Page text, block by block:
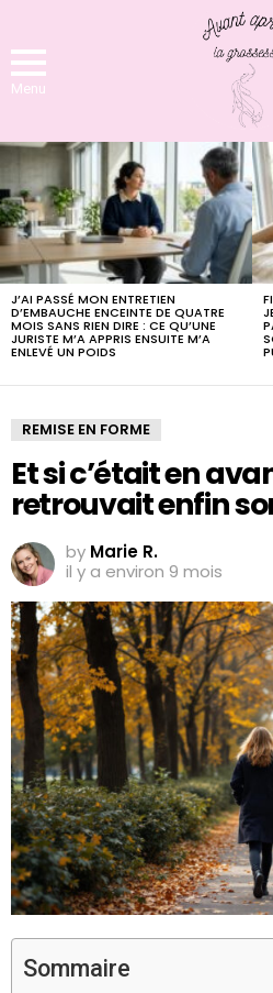
Menu
LATEST
STORIES
J’AI PASSÉ MON ENTRETIEN
D’EMBAUCHE ENCEINTE DE QUATRE
MOIS SANS RIEN DIRE : CE QU’UNE
JURISTE M’A APPRIS ENSUITE M’A
ENLEVÉ UN POIDS
REMISE EN FORME
Et si c’était en
retrouvait enfin
by Marie R.
il y a environ 9 mois
Sommaire